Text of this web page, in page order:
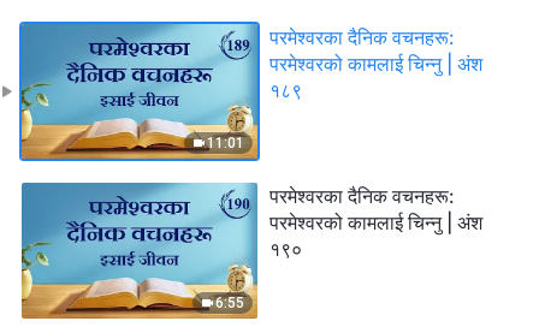
11:01
परमेश्‍वरका दैनिक वचनहरू:
परमेश्‍वरको कामलाई चिन्‍नु | अंश
१८९
6:55
परमेश्‍वरका दैनिक वचनहरू:
परमेश्‍वरको कामलाई चिन्‍नु | अंश
१९०